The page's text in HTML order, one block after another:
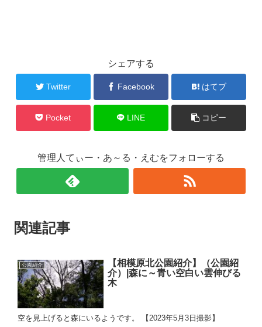
シェアする
Twitter Facebook はてブ
Pocket LINE コピー
管理人てぃー・あ～る・えむをフォローする
関連記事
公園紹介
【相模原北公園紹介】（公園紹
介）|森に～青い空白い雲伸びる
木
空を見上げると森にいるようです。 【2023年5月3日撮影】